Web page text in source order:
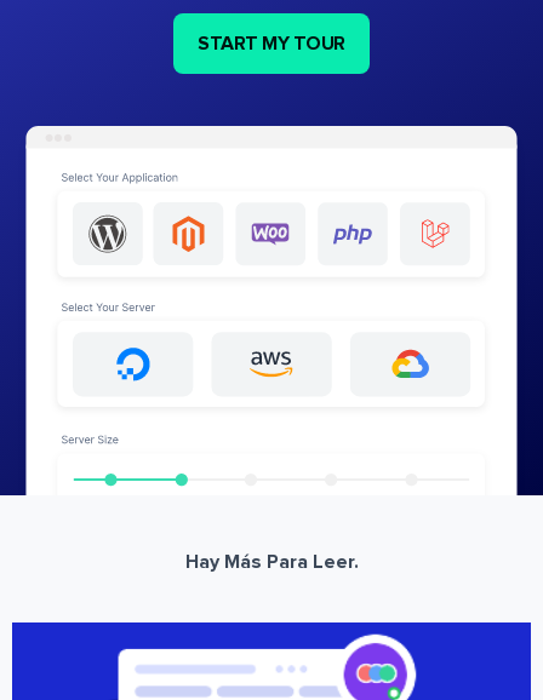
START MY TOUR
Hay Más Para Leer.